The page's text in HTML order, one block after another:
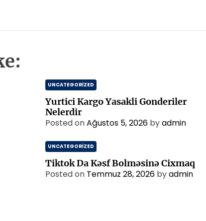
UNCATEGORIZED
Yurtici Kargo Yasakli Gonderiler
Nelerdir
Posted onAğustos 5, 2026 byadmin
UNCATEGORIZED
Tiktok Da Kəsf Bolməsinə Cixmaq
Posted on Temmuz 28, 2026 byadmin